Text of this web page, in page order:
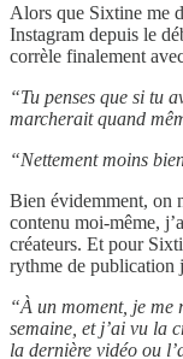
Alors que Sixtine me
Instagram depuis le
corrèle finalement
“Tu penses que si tu
marcherait quand
“Nettement moins
Bien évidemment, on
contenu moi-même,
créateurs. Et pour
rythme de publication
“À un moment, je
semaine, et j’ai vu la
la dernière vidéo ou